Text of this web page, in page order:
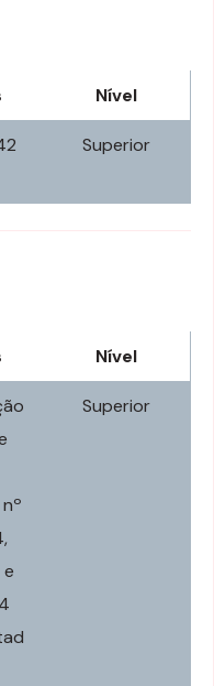
Nível
Superior
Nível
Superior